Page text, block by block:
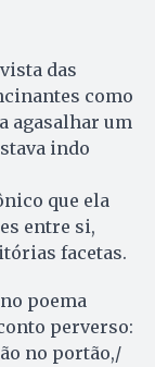
das
como
agasalhar um
indo
que ela
entre si,
facetas.
poema
perverso:
no portão,/